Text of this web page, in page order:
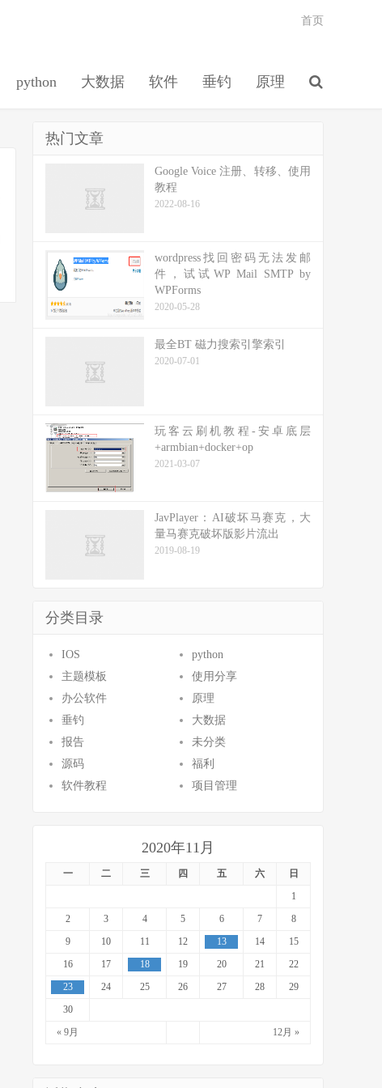
python 大数据 软件 垂钓 原理
首页
热门文章
Google Voice 注册、转移、使用
教程
2022-08-16
wordpress找回密码无法发邮
件，试试WP Mail SMTP by
WPForms
2020-05-28
最全BT 磁力搜索引擎索引
2020-07-01
玩客云刷机教程-安卓底层
+armbian+docker+op
2021-03-07
JavPlayer：AI破坏马赛克，大
量马赛克破坏版影片流出
2019-08-19
分类目录
IOS
python
主题模板
使用分享
办公软件
原理
垂钓
大数据
报告
未分类
源码
福利
软件教程
项目管理
2020年11月
一 二 三 四 五 六 日
« 9月 12月 »
1
2
3 4 5 6 7
8
9
10 11 12 13 14
15
16
17 18 19 20 21
22
23
24 25 26 27 28
29
30